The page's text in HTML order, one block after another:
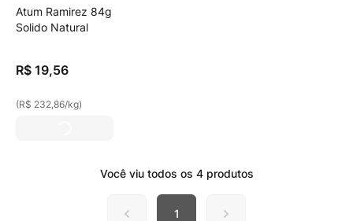
Atum Ramirez 84g
Solido Natural
R$ 19,56
(R$ 232,86/kg)
Você viu todos os 4produtos
1